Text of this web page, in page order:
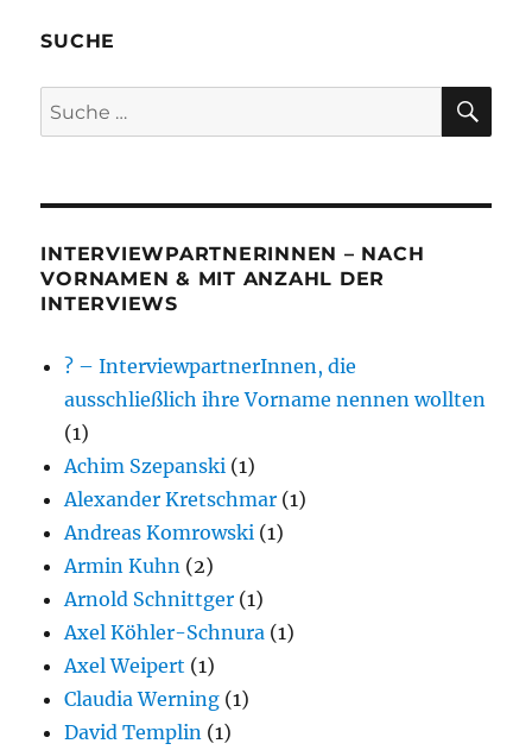
SUCHE
Suche
nach:
INTERVIEWPARTNERINNEN – NACH
VORNAMEN & MIT ANZAHL DER
INTERVIEWS
? – InterviewpartnerInnen, die
ausschließlich ihre Vorname nennen wollten
(1)
Achim Szepanski (1)
Alexander Kretschmar (1)
Andreas Komrowski (1)
Armin Kuhn (2)
Arnold Schnittger (1)
Axel Köhler-Schnura (1)
Axel Weipert (1)
Claudia Werning (1)
David Templin (1)